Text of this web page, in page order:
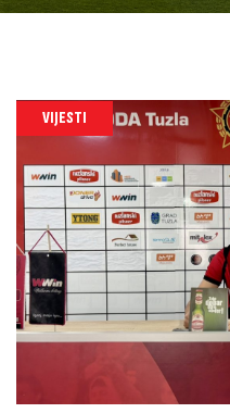
VIJESTI